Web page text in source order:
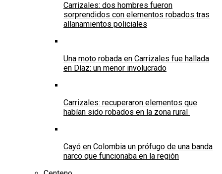
Carrizales: dos hombres fueron
sorprendidos con elementos robados tras
allanamientos policiales
Una moto robada en Carrizales fue hallada
en Díaz: un menor involucrado
Carrizales: recuperaron elementos que
habían sido robados en la zona rural
Cayó en Colombia un prófugo de una banda
narco que funcionaba en la región